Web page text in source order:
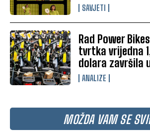
SAVJETI
Rad Power
tvrtka vrijedna
dolara završila
ANALIZE
MOŽDA VAM SE